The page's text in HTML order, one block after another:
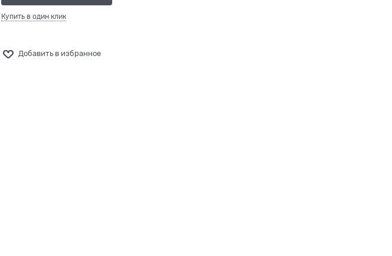
Купить в один клик
Добавить в избранное